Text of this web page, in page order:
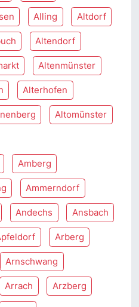
Alling Altdorf
Altendorf
Altenmünster
Alterhofen
Altomünster
Amberg
Ammerndorf
Andechs Ansbach
Arberg
Arnschwang
Arrach Arzberg